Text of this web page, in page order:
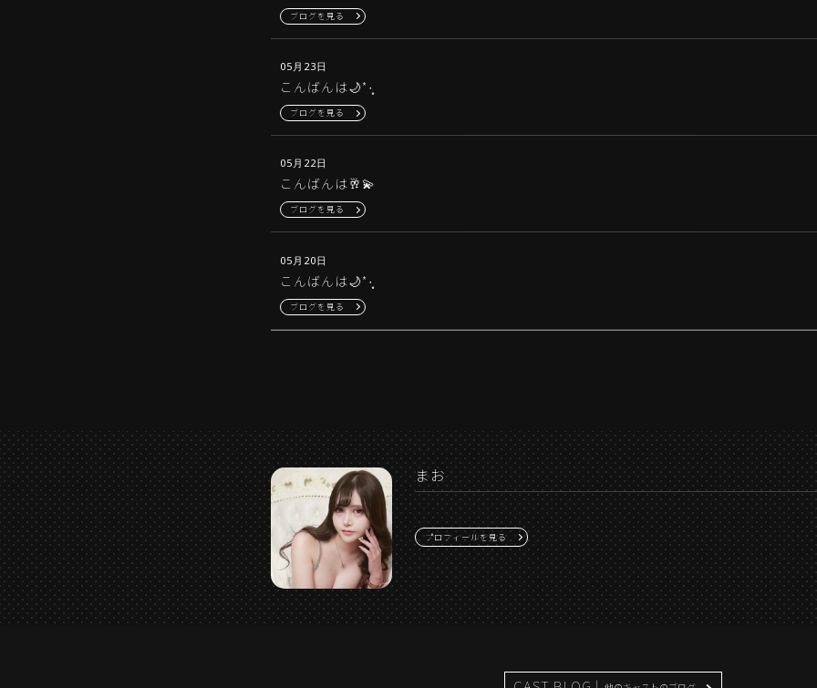
ブログを見る
05月23日
こんばんは‪🌙*·̩͙‬
ブログを見る
05月22日
こんばんは🥂💫
ブログを見る
05月20日
こんばんは‪🌙*·̩͙‬
ブログを見る
まお
プロフィールを見る